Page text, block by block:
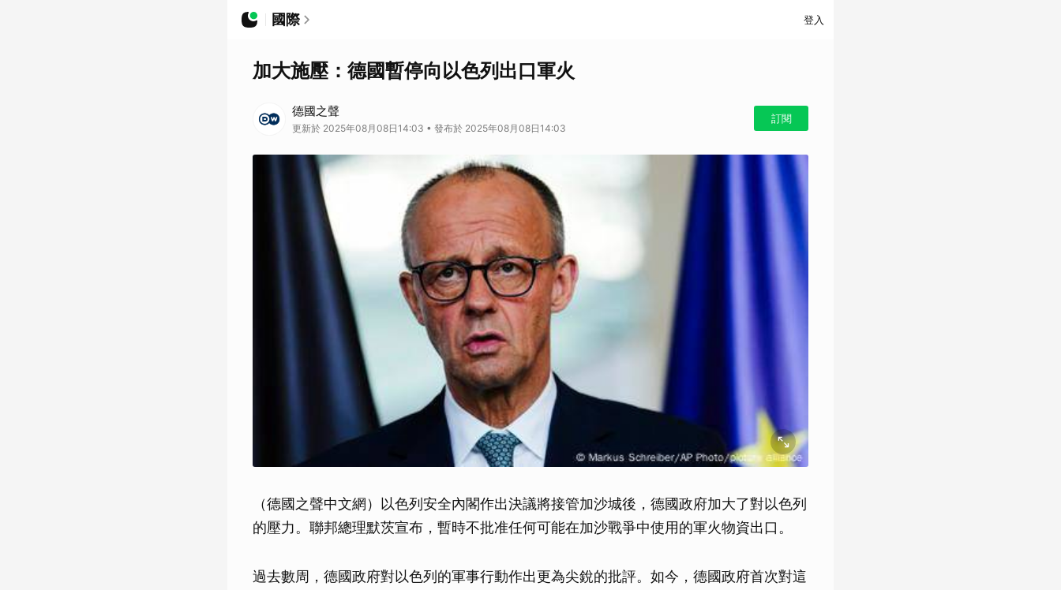
國際 登入
加大施壓：德國暫停向以色列出口軍火
德國之聲
更新於 2025年08月08日14:03 • 發布於 2025年08月08日14:03
訂閱
（德國之聲中文網）以色列安全內閣作出決議將接管加沙城後，德國政府加大了對以色列
的壓力。聯邦總理默茨宣布，暫時不批准任何可能在加沙戰爭中使用的軍火物資出口。
過去數周，德國政府對以色列的軍事行動作出更為尖銳的批評。如今，德國政府首次對這